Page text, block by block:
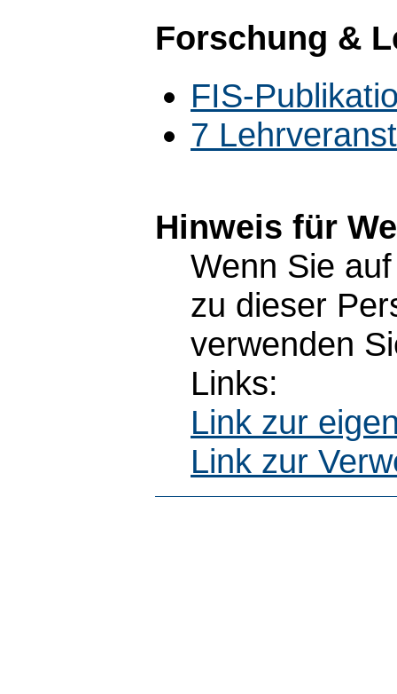
Forschung &
FIS-
7
Hinweis für
Wenn Sie
zu dieser
verwenden
Links:
Link zur
Link zur